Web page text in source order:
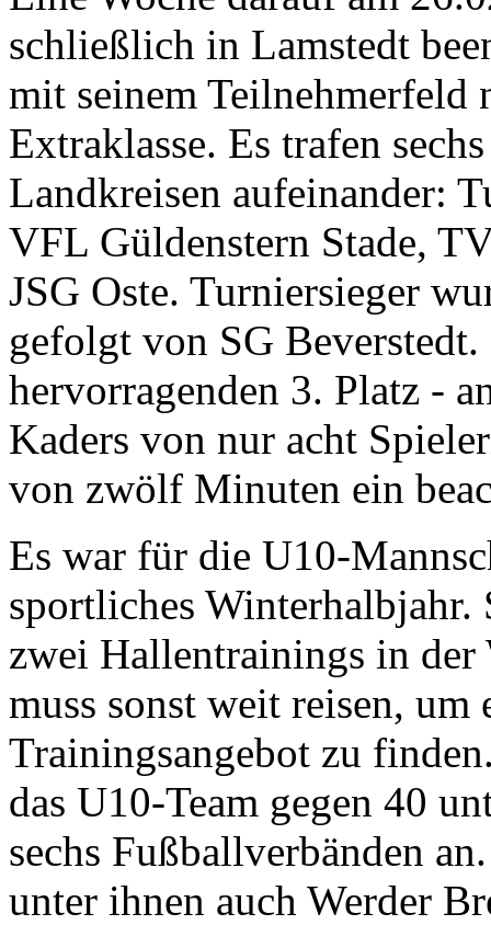
schließlich in Lamstedt
mit seinem Teilnehmerfeld
Extraklasse. Es trafen
Landkreisen aufeinander:
VFL Güldenstern Stade,
JSG Oste. Turniersieger
gefolgt von SG
hervorragenden 3. Platz -
Kaders von nur acht
von zwölf Minuten ein
Es war für die U10-
sportliches Winterhalbjahr.
zwei Hallentrainings in der
muss sonst weit reisen, um
Trainingsangebot zu
das U10-Team gegen 40
sechs Fußballverbänden
unter ihnen auch Werder